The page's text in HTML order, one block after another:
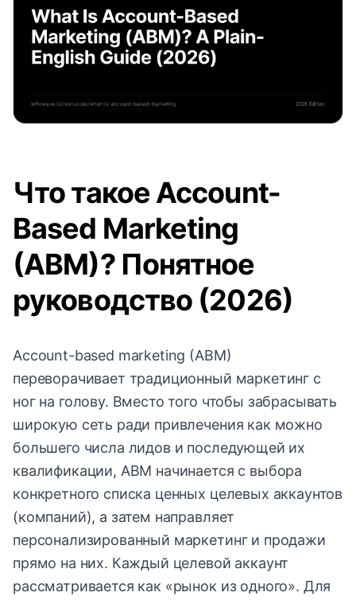
Что такое Account-
Based Marketing
(ABM)? Понятное
руководство (2026)
Account-based marketing (ABM)
переворачивает традиционный маркетинг с
ног на голову. Вместо того чтобы забрасывать
широкую сеть ради привлечения как можно
большего числа лидов и последующей их
квалификации, ABM начинается с выбора
конкретного списка ценных целевых аккаунтов
(компаний), а затем направляет
персонализированный маркетинг и продажи
прямо на них. Каждый целевой аккаунт
рассматривается как «рынок из одного». Для